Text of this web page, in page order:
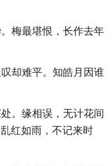
梅最堪恨，长作去年
却难平。知皓月因谁
。缘相误，无计花间
红如雨，不记来时